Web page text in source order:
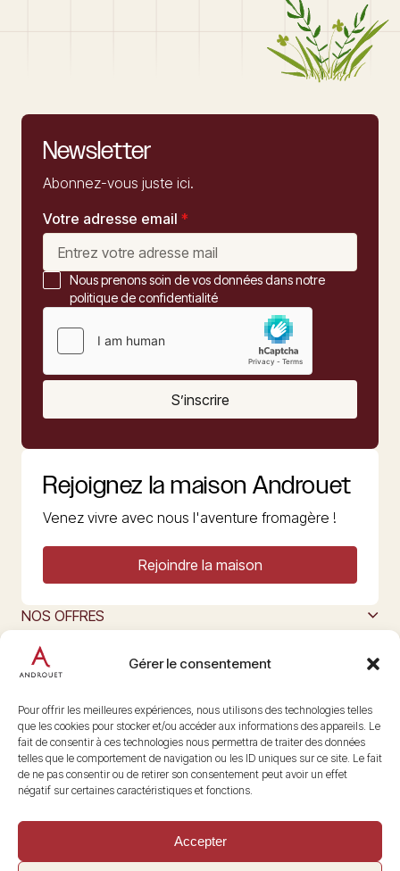
Gérer le consentement
Pour offrir les meilleures expériences, nous utilisons des technologies telles
que les cookies pour stocker et/ou accéder aux informations des appareils. Le
fait de consentir à ces technologies nous permettra de traiter des données
telles que le comportement de navigation ou les ID uniques sur ce site. Le fait
de ne pas consentir ou de retirer son consentement peut avoir un effet
négatif sur certaines caractéristiques et fonctions.
Accepter
Newsletter
Abonnez-vous juste ici.
Votre adresse email *
Nous prenons soin de vos données dans notre
politique de confidentialité
S’inscrire
Rejoignez la maison Androuet
Venez vivre avec nous l'aventure fromagère !
Rejoindre la maison
NOS OFFRES
L’ART DU FROMAGE
Nous suivre
@maisonandrouet
Copyright © 2026 Androuet
Site parMake the Grade